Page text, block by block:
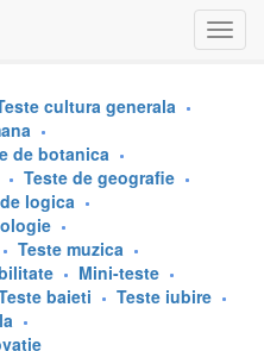
cultura generala
de botanica
Teste de geografie
logica
Teste muzica
Mini-teste
baieti
Teste iubire